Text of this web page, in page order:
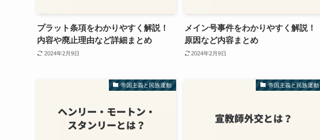
プラット条項をわかりやすく解説！
内容や廃止理由など詳細まとめ
2024年2月9日
メイン号事件をわかりやすく解説！
原因など内容まとめ
2024年2月9日
帝国主義と民族運動 帝国主義と民族運動